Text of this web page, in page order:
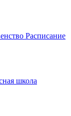
Расписание
школа